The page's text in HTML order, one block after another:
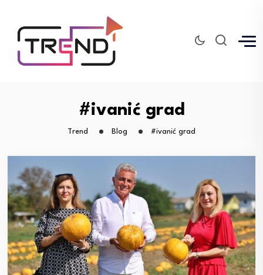
#ivanić grad
Trend Blog #ivanić grad